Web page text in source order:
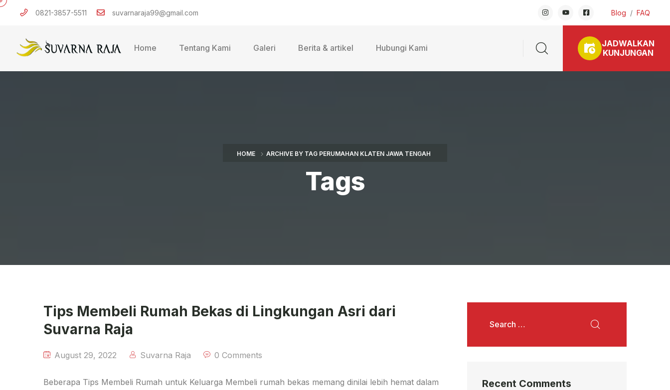
0821-3857-5511 suvarnaraja99@gmail.com Blog / FAQ
Home Tentang Kami Galeri Berita & artikel Hubungi Kami
JADWALKAN
KUNJUNGAN
HOME ARCHIVE BY TAG PERUMAHAN KLATEN JAWA TENGAH
Tags
Tips Membeli Rumah Bekas di Lingkungan Asri dari
Suvarna Raja
August 29, 2022 Suvarna Raja 0 Comments
Beberapa Tips Membeli Rumah untuk Keluarga Membeli rumah bekas memang dinilai lebih hemat dalam
Recent Comments